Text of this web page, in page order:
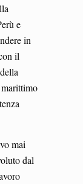
e
in
il
mai
dal